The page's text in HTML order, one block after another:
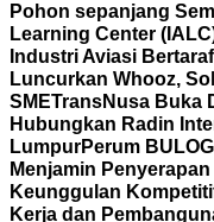
Pohon sepanjang
Learning Center
Industri Aviasi
Luncurkan Whooz,
SMETransNusa Buka
Hubungkan Radin
LumpurPerum
Menjamin
Keunggulan
Kerja dan